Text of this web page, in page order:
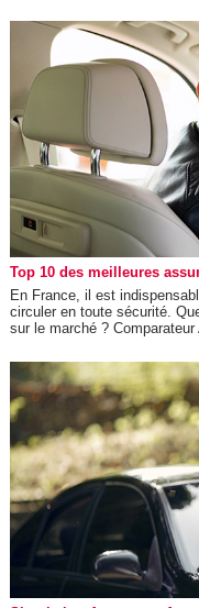
Top 10 des meilleures
En France, il est
circuler en toute sécurité.
sur le marché ?